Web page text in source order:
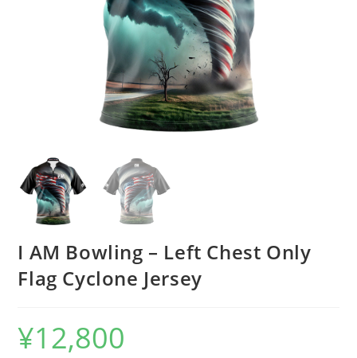
I AM Bowling – Left Chest Only
Flag Cyclone Jersey
¥12,800